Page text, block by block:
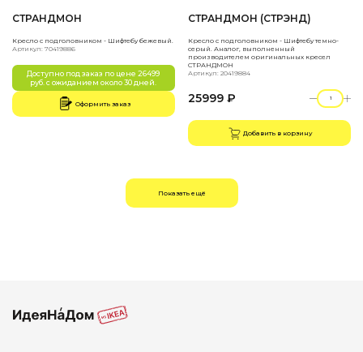
СТРАНДМОН
Кресло с подголовником - Шифтебу бежевый.
Артикул: 70419886
Доступно под заказ по цене 26499
руб. с ожиданием около 30 дней.
Оформить заказ
СТРАНДМОН (СТРЭНД)
Кресло с подголовником - Шифтебу темно-
серый. Аналог, выполненный
производителем оригинальных кресел
СТРАНДМОН
Артикул: 20419884
25999 ₽
Добавить в корзину
Показать ещё